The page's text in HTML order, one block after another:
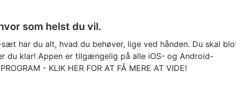
som helst du vil.
har du alt, hvad du behøver, lige ved hånden. Du skal
du klar! Appen er tilgængelig på alle iOS- og Android-
- KLIK HER FOR AT FÅ MERE AT VIDE!